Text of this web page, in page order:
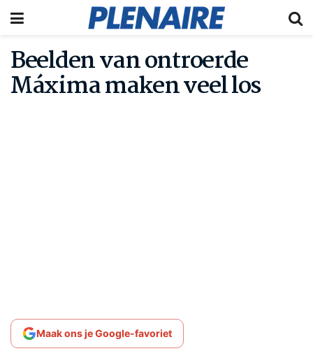
Beelden van ontroerde
Máxima maken veel los
Maak ons je Google-favoriet